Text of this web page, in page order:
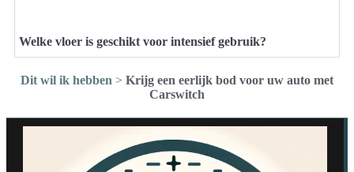
Welke vloer is geschikt voor intensief gebruik?
Dit wil ik hebben > Krijg een eerlijk bod voor uw auto met
Carswitch